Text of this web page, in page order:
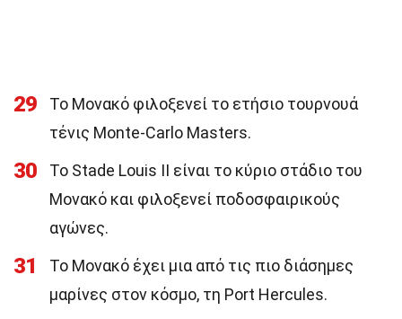
29
Το Μονακό φιλοξενεί το ετήσιο τουρνουά
τένις Monte-Carlo Masters.
30
Το Stade Louis II είναι το κύριο στάδιο του
Μονακό και φιλοξενεί ποδοσφαιρικούς
αγώνες.
31
Το Μονακό έχει μια από τις πιο διάσημες
μαρίνες στον κόσμο, τη Port Hercules.